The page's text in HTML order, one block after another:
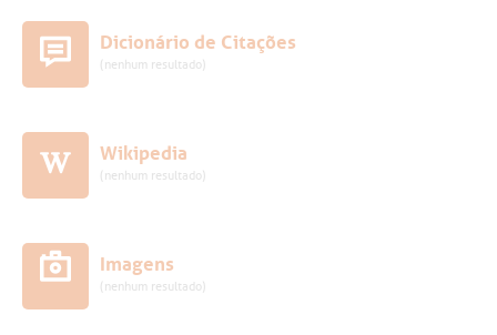
Dicionário de Citações
(nenhum resultado)
Wikipedia
(nenhum resultado)
Imagens
(nenhum resultado)